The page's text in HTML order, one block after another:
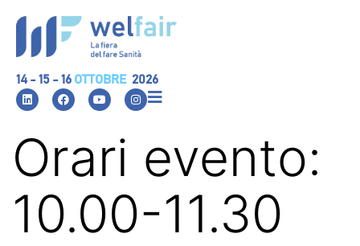
14 - 15 - 16 OTTOBRE 2026
Orari evento:
10.00-11.30